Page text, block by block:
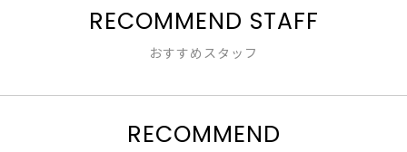
RECOMMEND STAFF
おすすめスタッフ
RECOMMEND